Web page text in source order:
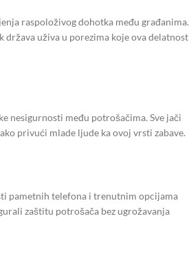
raspoloživog dohotka među građanima.
država uživa u porezima koje ova delatnost
nesigurnosti među potrošačima. Sve jači
privući mlade ljude ka ovoj vrsti zabave.
pametnih telefona i trenutnim opcijama
zaštitu potrošača bez ugrožavanja